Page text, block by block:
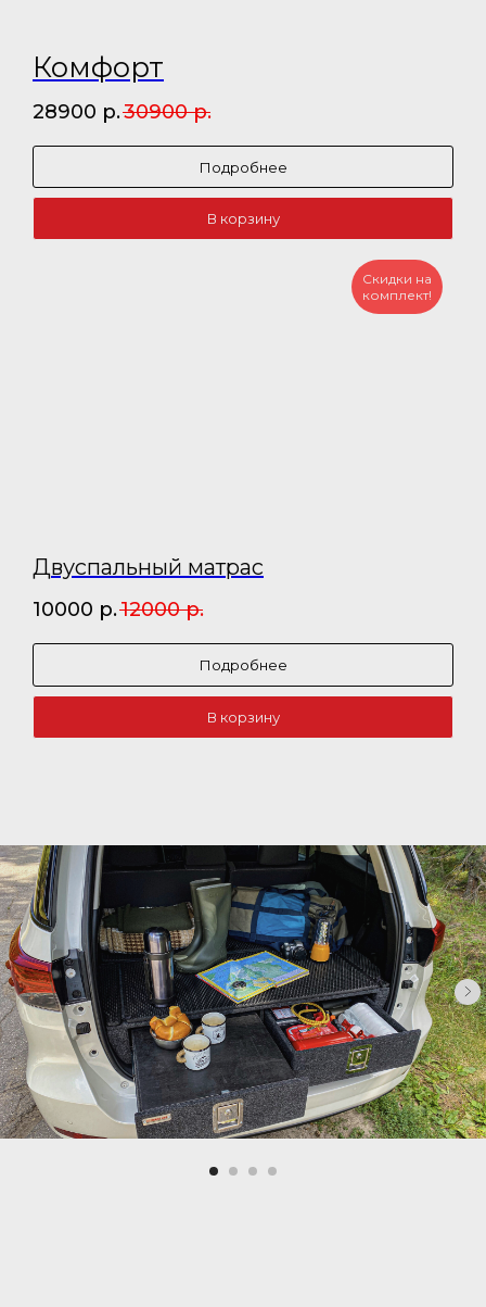
Комфорт
28900 р.30900 р.
Подробнее
В корзину
Скидки на
комплект!
Двуспальный матрас
10000 р.12000 р.
Подробнее
В корзину